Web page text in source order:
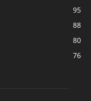
95
88
80
76